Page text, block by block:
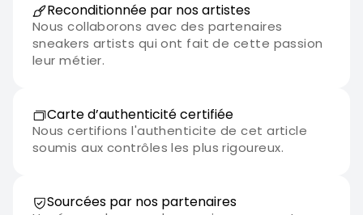
Reconditionnée par nos artistes
Nous collaborons avec des partenaires
sneakers artists qui ont fait de cette passion
leur métier.
Carte d’authenticité certifiée
Nous certifions l'authenticite de cet article
soumis aux contrôles les plus rigoureux.
Sourcées par nos partenaires